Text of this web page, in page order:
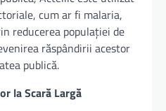
cum ar fi malaria,
reducerea populației de
răspândirii acestor
publică.
la Scară Largă